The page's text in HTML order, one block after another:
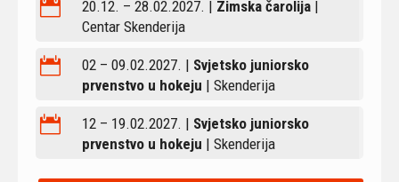
 20.12. – 28.02.2027. | Zimska čarolija |
Centar Skenderija
 02 – 09.02.2027. | Svjetsko juniorsko
prvenstvo u hokeju | Skenderija
 12 – 19.02.2027. | Svjetsko juniorsko
prvenstvo u hokeju | Skenderija